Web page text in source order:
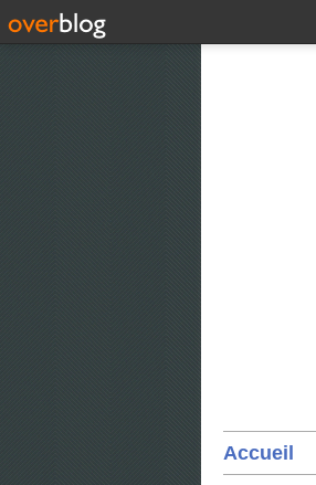
Accueil